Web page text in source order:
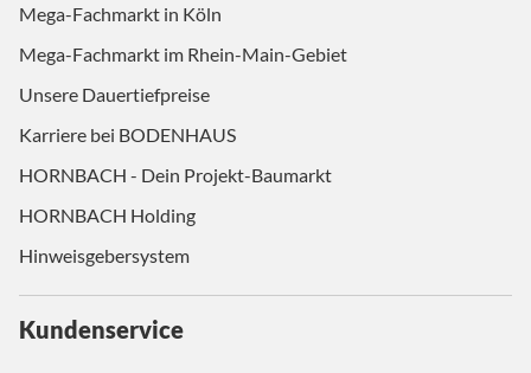
Mega-Fachmarkt in Köln
Mega-Fachmarkt im Rhein-Main-Gebiet
Unsere Dauertiefpreise
Karriere bei BODENHAUS
HORNBACH - Dein Projekt-Baumarkt
HORNBACH Holding
Hinweisgebersystem
Kundenservice